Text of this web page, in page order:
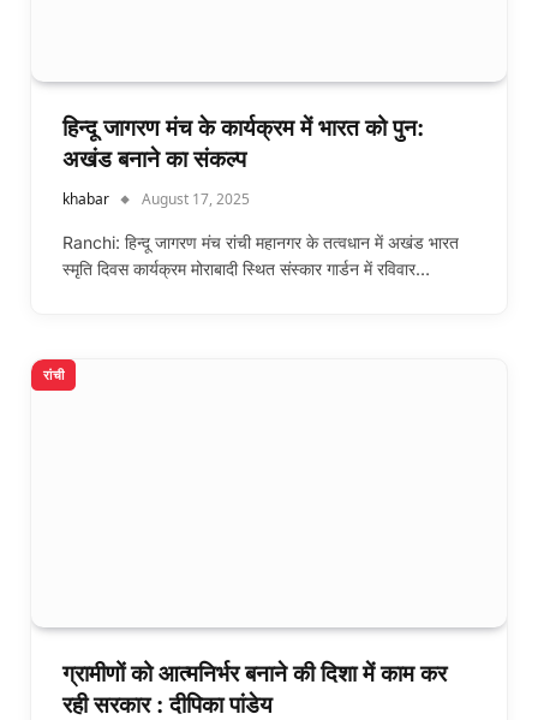
हिन्दू जागरण मंच के कार्यक्रम में भारत को पुन:
अखंड बनाने का संकल्प
khabar August 17, 2025
Ranchi: हिन्दू जागरण मंच रांची महानगर के तत्वधान में अखंड भारत
स्मृति दिवस कार्यक्रम मोराबादी स्थित संस्कार गार्डन में रविवार…
रांची
ग्रामीणों को आत्मनिर्भर बनाने की दिशा में काम कर
रही सरकार : दीपिका पांडेय